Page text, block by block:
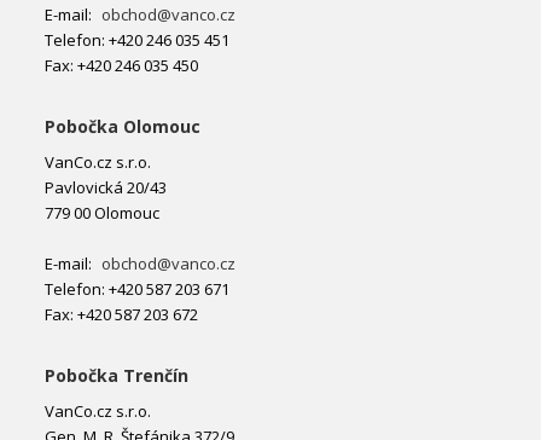
E-mail: obchod@vanco.cz
Telefon: +420 246 035 451
Fax: +420 246 035 450
Pobočka Olomouc
VanCo.cz s.r.o.
Pavlovická 20/43
779 00 Olomouc
E-mail: obchod@vanco.cz
Telefon: +420 587 203 671
Fax: +420 587 203 672
Pobočka Trenčín
VanCo.cz s.r.o.